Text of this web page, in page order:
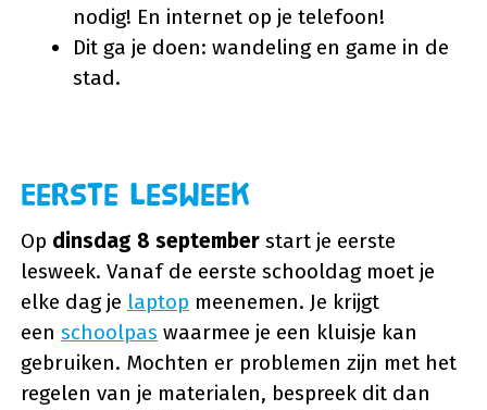
nodig! En internet op je telefoon!
Dit ga je doen: wandeling en game in de
stad.
Eerste lesweek
Op dinsdag 8 september start je eerste
lesweek. Vanaf de eerste schooldag moet je
elke dag je laptop meenemen. Je krijgt
een schoolpas waarmee je een kluisje kan
gebruiken. Mochten er problemen zijn met het
regelen van je materialen, bespreek dit dan